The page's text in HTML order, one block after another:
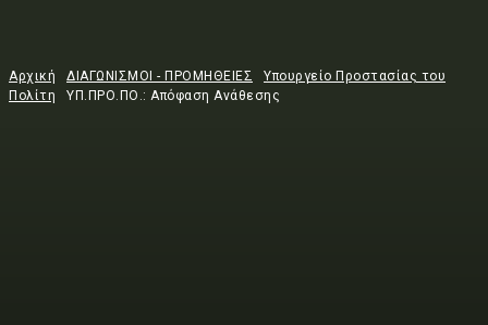
Αρχική ΔΙΑΓΩΝΙΣΜΟΙ - ΠΡΟΜΗΘΕΙΕΣ
Υπουργείο Προστασίας του
Πολίτη
ΥΠ.ΠΡΟ.ΠΟ.: Απόφαση Ανάθεσης